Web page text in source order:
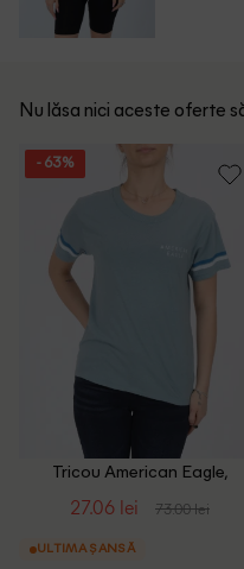
Nu lăsa nici aceste oferte
- 63%
Tricou American Eagle,
27.06 lei 73.00 lei
ULTIMA ȘANSĂ